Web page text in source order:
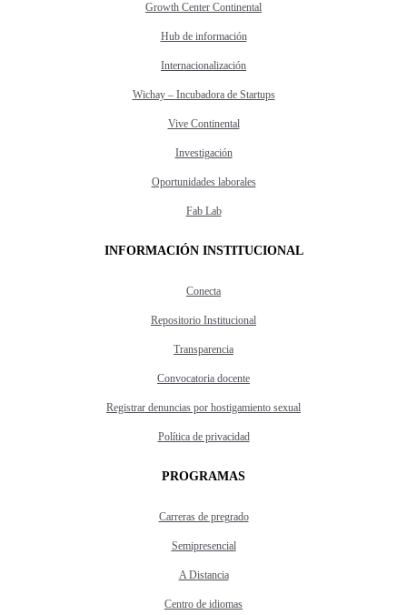
Growth Center Continental
Hub de información
Internacionalización
Wichay – Incubadora de Startups
Vive Continental
Investigación
Oportunidades laborales
Fab Lab
INFORMACIÓN INSTITUCIONAL
Conecta
Repositorio Institucional
Transparencia
Convocatoria docente
Registrar denuncias por hostigamiento sexual
Política de privacidad
PROGRAMAS
Carreras de pregrado
Semipresencial
A Distancia
Centro de idiomas